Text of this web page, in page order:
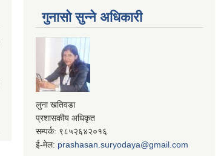
गुनासो सुन्ने अधिकारी
लुना खतिवडा
प्रशासकीय अधिकृत
सम्पर्क: ९८५२६४२०१६
ई-मेल: prashasan.suryodaya@gmail.com